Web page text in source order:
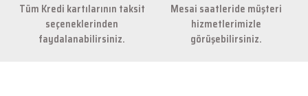
Tüm Kredi kartılarının taksit
seçeneklerinden
faydalanabilirsiniz.
Mesai saatleride müşteri
hizmetlerimizle
görüşebilirsiniz.